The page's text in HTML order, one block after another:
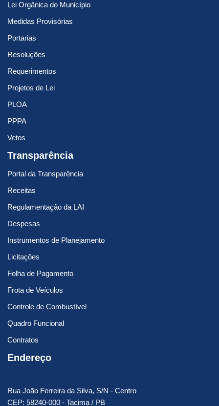
Lei Orgânica do Município
Medidas Provisórias
Portarias
Resoluções
Requerimentos
Projetos de Lei
PLOA
PPPA
Vetos
Transparência
Portal da Transparência
Receitas
Regulamentação da LAI
Despesas
Instrumentos de Planejamento
Licitações
Folha de Pagamento
Frota de Veículos
Controle de Combustível
Quadro Funcional
Contratos
Endereço
Rua João Ferreira da Silva, S/N - Centro
CEP: 58240-000 - Tacima / PB